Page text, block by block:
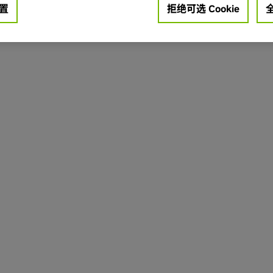
拒绝可选 Cookie